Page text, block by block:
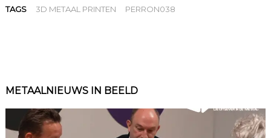
TAGS 3D METAAL PRINTEN PERRON038
METAALNIEUWS IN BEELD